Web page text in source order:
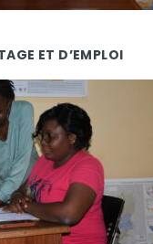
ET D’EMPLOI